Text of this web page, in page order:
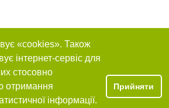
«cookies». Також
інтернет-сервіс для
стосовно
отримання
інформації.
Прийняти